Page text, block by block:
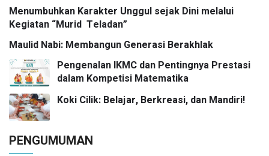
Menumbuhkan Karakter Unggul sejak Dini melalui
Kegiatan “Murid Teladan”
Maulid Nabi: Membangun Generasi Berakhlak
Pengenalan IKMC dan Pentingnya Prestasi
dalam Kompetisi Matematika
Koki Cilik: Belajar, Berkreasi, dan Mandiri!
PENGUMUMAN